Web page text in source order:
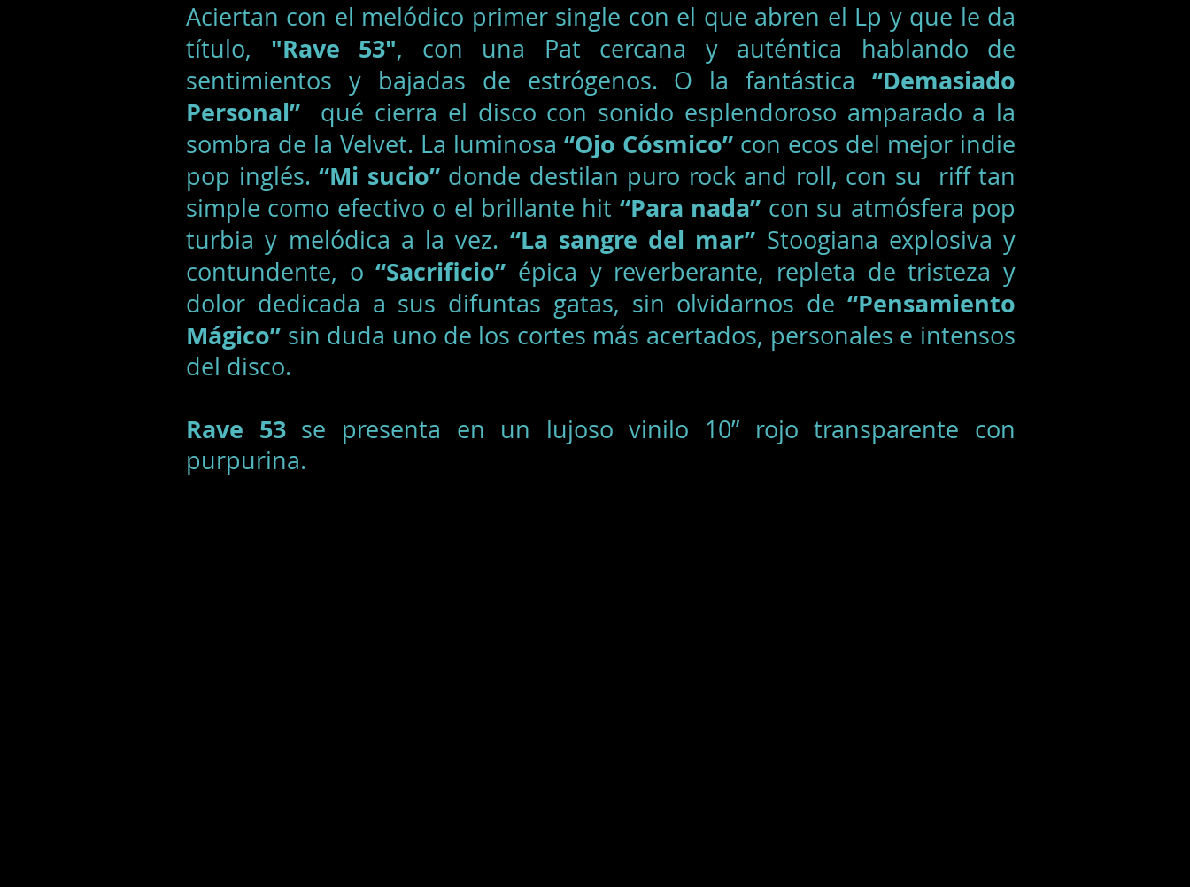
Aciertan con el melódico primer single con el que abren el Lp y que le da
título, "Rave 53", con una Pat cercana y auténtica hablando de
sentimientos y bajadas de estrógenos. O la fantástica “Demasiado
Personal”
qué cierra el disco con sonido esplendoroso amparado a la
sombra de la Velvet. La luminosa “Ojo Cósmico” con ecos del mejor indie
pop inglés. “Mi sucio”donde destilan puro rock and roll, con su riff tan
simple como efectivo o el brillante hit “Para nada” con su atmósfera pop
turbia y melódica a la vez. “La sangre del mar” Stoogiana explosiva y
contundente, o“Sacrificio” épica y reverberante, repleta de tristeza y
dolor dedicada a sus difuntas gatas, sin olvidarnos de “Pensamiento
Mágico” sin duda uno de los cortes más acertados, personales e intensos
del disco.
Rave 53se presenta en un lujoso vinilo 10” rojo transparente con
purpurina.